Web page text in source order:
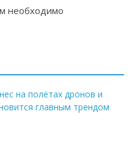
необходимо
на полётах дронов и
главным трендом